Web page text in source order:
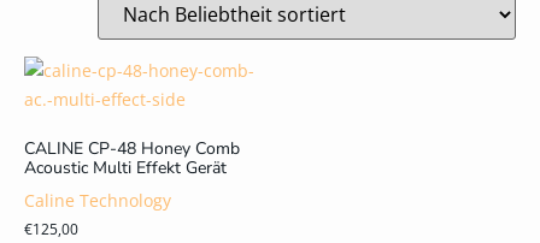
CALINE CP-48 Honey Comb
Acoustic Multi Effekt Gerät
Caline Technology
€125,00